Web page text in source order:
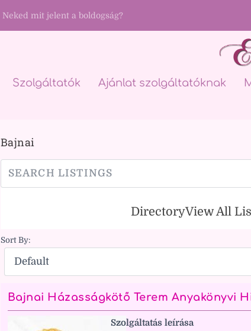
Neked mit jelent a boldogság?
Szolgáltatók Ajánlat szolgáltatóknak
Bajnai
DirectoryView All
Sort By:
Bajnai Házasságkötő Terem Anyakönyvi
Szolgáltatás leírása